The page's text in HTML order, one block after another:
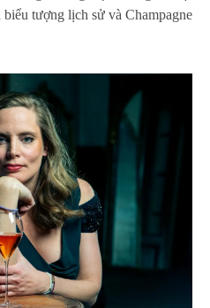
tượng lịch sử và Champagne